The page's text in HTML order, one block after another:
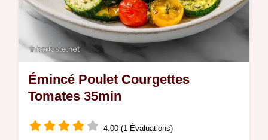
Émincé Poulet Courgettes
Tomates 35min
4.00 (1 Évaluations)